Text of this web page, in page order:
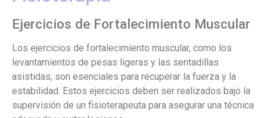
Ejercicios de Fortalecimiento Muscular
Los ejercicios de fortalecimiento muscular, como los
levantamientos de pesas ligeras y las sentadillas
asistidas, son esenciales para recuperar la fuerza y la
estabilidad. Estos ejercicios deben ser realizados bajo la
supervisión de un fisioterapeuta para asegurar una técnica